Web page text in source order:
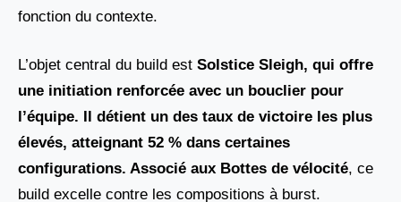
fonction du contexte.
L’objet central du build est Solstice Sleigh, qui offre
une initiation renforcée avec un bouclier pour
l’équipe. Il détient un des taux de victoire les plus
élevés, atteignant 52 % dans certaines
configurations. Associé aux Bottes de vélocité, ce
build excelle contre les compositions à burst.